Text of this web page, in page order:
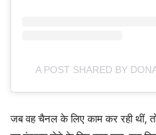
A POST SHARED BY
जब वह चैनल के लिए काम कर रही थीं,